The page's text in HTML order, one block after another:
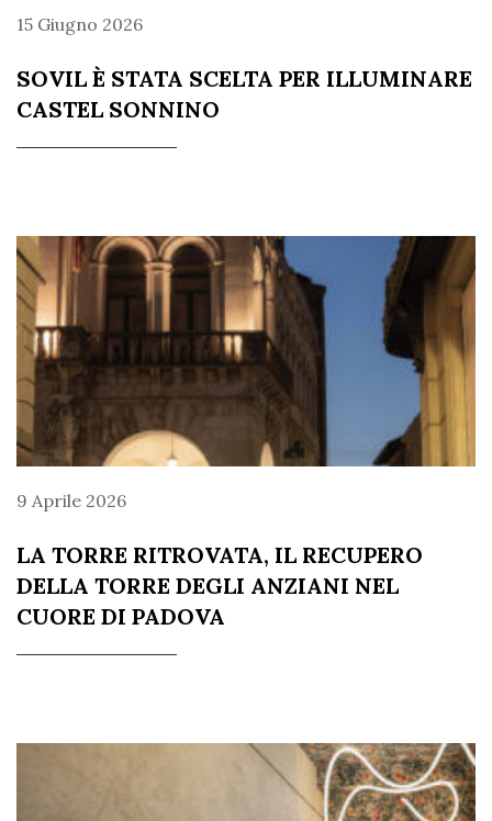
15 Giugno 2026
SOVIL È STATA SCELTA PER ILLUMINARE
CASTEL SONNINO
9 Aprile 2026
LA TORRE RITROVATA, IL RECUPERO
DELLA TORRE DEGLI ANZIANI NEL
CUORE DI PADOVA